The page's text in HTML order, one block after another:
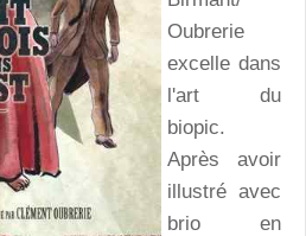
Oubrerie
excelle dans
l'art du
biopic.
Après avoir
illustré avec
brio en